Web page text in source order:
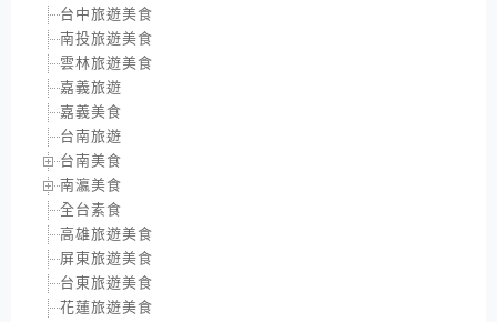
台中旅遊美食
南投旅遊美食
雲林旅遊美食
嘉義旅遊
嘉義美食
台南旅遊
台南美食
南瀛美食
全台素食
高雄旅遊美食
屏東旅遊美食
台東旅遊美食
花蓮旅遊美食